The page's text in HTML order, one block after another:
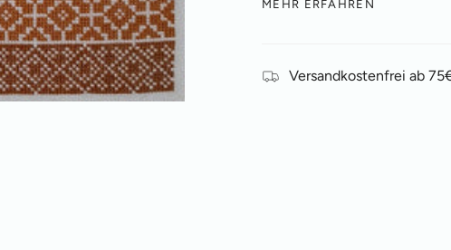
MEHR ERFAHREN
Versandkostenfrei ab